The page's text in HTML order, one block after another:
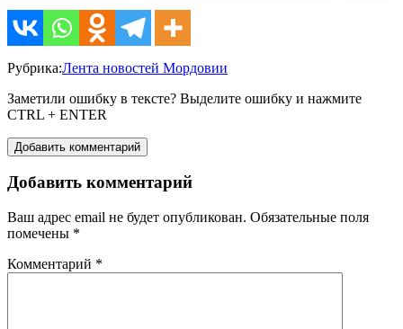
Рубрика:Лента новостей Мордовии
Заметили ошибку в тексте? Выделите ошибку и нажмите
CTRL + ENTER
Добавить комментарий
Добавить комментарий
Ваш адрес email не будет опубликован. Обязательные поля
помечены *
Комментарий *